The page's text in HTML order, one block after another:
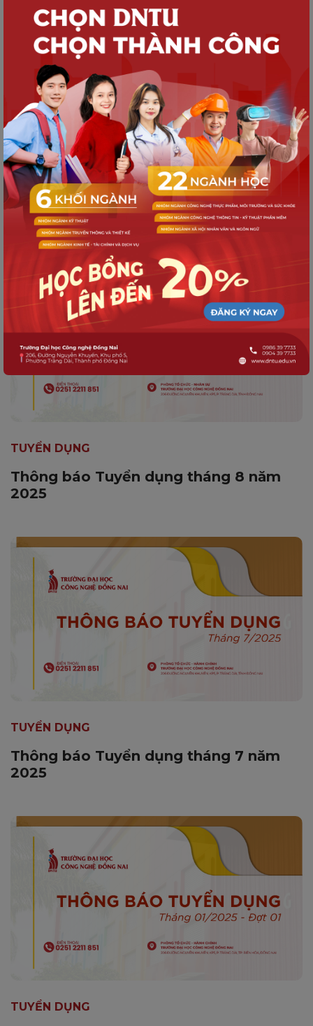
TUYỂN SINH
Quy trình nhập học dành cho Tân sinh
viên K21
TUYỂN DỤNG
Thông báo Tuyển dụng tháng 8 năm
2025
TUYỂN DỤNG
Thông báo Tuyển dụng tháng 7 năm
2025
TUYỂN DỤNG